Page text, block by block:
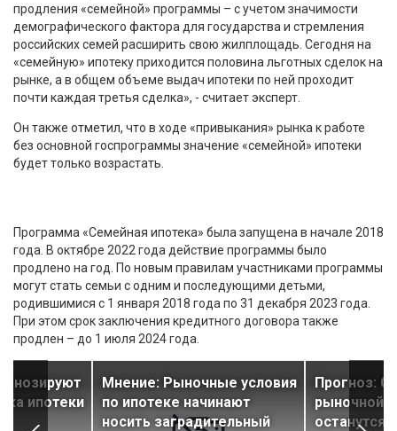
продления «семейной» программы – с учетом значимости
демографического фактора для государства и стремления
российских семей расширить свою жилплощадь. Сегодня на
«семейную» ипотеку приходится половина льготных сделок на
рынке, а в общем объеме выдач ипотеки по ней проходит
почти каждая третья сделка», - считает эксперт.
Он также отметил, что в ходе «привыкания» рынка к работе
без основной госпрограммы значение «семейной» ипотеки
будет только возрастать.
Программа «Семейная ипотека» была запущена в начале 2018
года. В октябре 2022 года действие программы было
продлено на год. По новым правилам участниками программы
могут стать семьи с одним и последующими детьми,
родившимися с 1 января 2018 года по 31 декабря 2023 года.
При этом срок заключения кредитного договора также
продлен – до 1 июля 2024 года.
ипотеки
Мнение: Рыночные условия
по ипотеке начинают
носить заградительный
Прогноз:
рыночной
останутся